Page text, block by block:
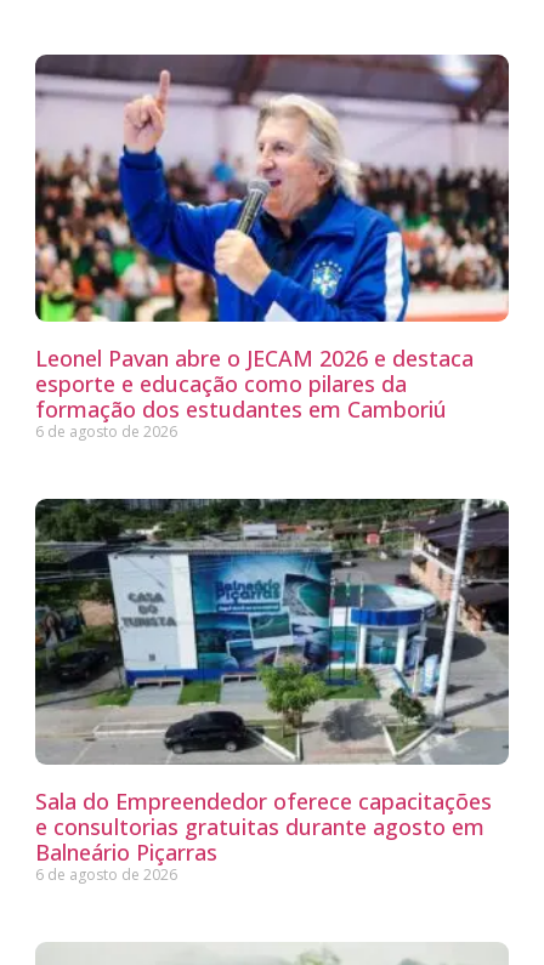
Leonel Pavan abre o JECAM 2026 e destaca
esporte e educação como pilares da
formação dos estudantes em Camboriú
6 de agosto de 2026
Sala do Empreendedor oferece capacitações
e consultorias gratuitas durante agosto em
Balneário Piçarras
6 de agosto de 2026